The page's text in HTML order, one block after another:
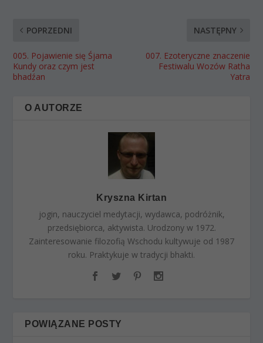
POPRZEDNI
005. Pojawienie się Śjama
Kundy oraz czym jest
bhadźan
NASTĘPNY
007. Ezoteryczne znaczenie
Festiwalu Wozów Ratha
Yatra
O AUTORZE
Kryszna Kirtan
jogin, nauczyciel medytacji, wydawca, podróżnik,
przedsiębiorca, aktywista. Urodzony w 1972.
Zainteresowanie filozofią Wschodu kultywuje od 1987
roku. Praktykuje w tradycji bhakti.
POWIĄZANE POSTY